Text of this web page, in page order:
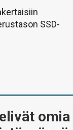
SSD-
omia